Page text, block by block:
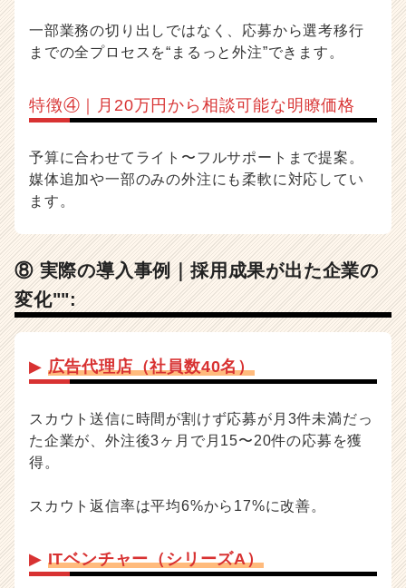
一部業務の切り出しではなく、応募から選考移行
までの全プロセスを“まるっと外注”できます。
特徴④｜月20万円から相談可能な明瞭価格
予算に合わせてライト〜フルサポートまで提案。
媒体追加や一部のみの外注にも柔軟に対応してい
ます。
⑧ 実際の導入事例｜採用成果が出た企業の
変化"":
▶ 広告代理店（社員数40名）
スカウト送信に時間が割けず応募が月3件未満だっ
た企業が、外注後3ヶ月で月15〜20件の応募を獲
得。
スカウト返信率は平均6%から17%に改善。
▶ ITベンチャー（シリーズA）